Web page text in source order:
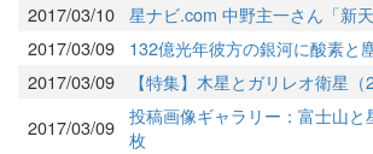
2017/03/10 星ナビ.com 中野主一さん「新
2017/03/09
132億光年彼方の銀河に酸素と
2017/03/09
【特集】木星とガリレオ衛星（
2017/03/09 投稿画像ギャラリー：富士山
枚